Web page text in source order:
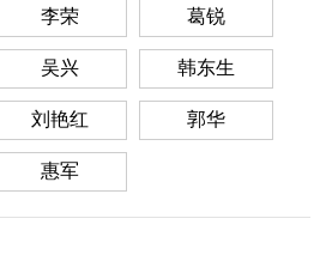
李荣 葛锐
吴兴 韩东生
刘艳红 郭华
惠军